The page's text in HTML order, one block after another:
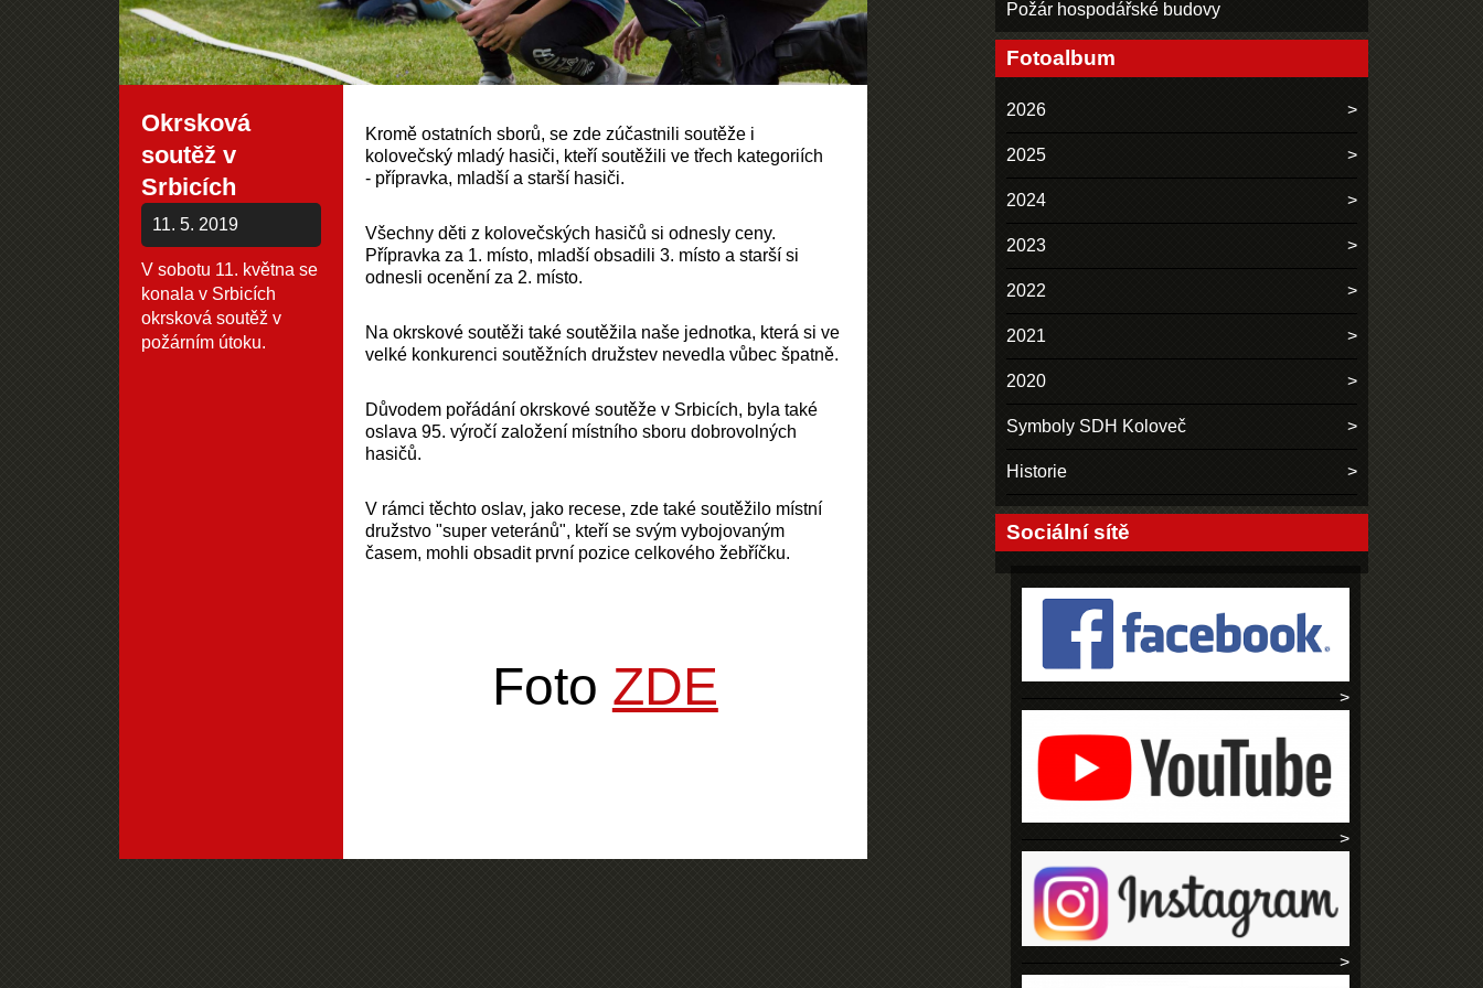
Okrsková
soutěž v
Srbicích
11. 5. 2019
V sobotu 11. května se
konala v Srbicích
okrsková soutěž v
požárním útoku.
Kromě ostatních sborů, se zde zúčastnili soutěže i
kolovečský mladý hasiči, kteří soutěžili ve třech kategoriích
- přípravka, mladší a starší hasiči.
Všechny děti z kolovečských hasičů si odnesly ceny.
Přípravka za 1. místo, mladší obsadili 3. místo a starší si
odnesli ocenění za 2. místo.
Na okrskové soutěži také soutěžila naše jednotka, která si ve
velké konkurenci soutěžních družstev nevedla vůbec špatně.
Důvodem pořádání okrskové soutěže v Srbicích, byla také
oslava 95. výročí založení místního sboru dobrovolných
hasičů.
V rámci těchto oslav, jako recese, zde také soutěžilo místní
družstvo "super veteránů", kteří se svým vybojovaným
časem, mohli obsadit první pozice celkového žebříčku.
Foto ZDE
Požár hospodářské budovy
Fotoalbum
2026
2025
2024
2023
2022
2021
2020
Symboly SDH Koloveč
Historie
Sociální sítě